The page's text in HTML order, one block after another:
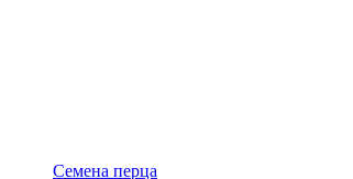
Семена перца